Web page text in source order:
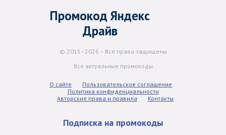
Промокод Яндекс
Драйв
© 2015–2026 – Все права защищены
Все актуальные промокоды
О сайте
Пользовательское соглашение
Политика конфиденциальности
Авторские права и правила
Контакты
Подписка на промокоды